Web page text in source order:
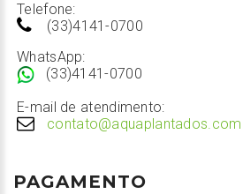
Telefone:
(33)4141-0700
WhatsApp:
(33)4141-0700
E-mail de atendimento:
PAGAMENTO